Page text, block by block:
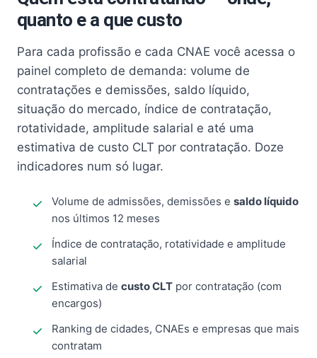
quanto e a que custo
Para cada profissão e cada CNAE você acessa o
painel completo de demanda: volume de
contratações e demissões, saldo líquido,
situação do mercado, índice de contratação,
rotatividade, amplitude salarial e até uma
estimativa de custo CLT por contratação. Doze
indicadores num só lugar.
Volume de admissões, demissões e saldo líquido
nos últimos 12 meses
Índice de contratação, rotatividade e amplitude
salarial
Estimativa de custo CLT por contratação (com
encargos)
Ranking de cidades, CNAEs e empresas que mais
contratam